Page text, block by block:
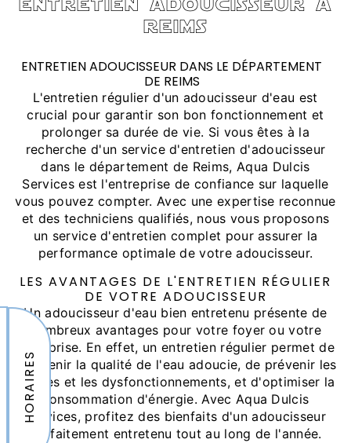
reims
ENTRETIEN ADOUCISSEUR DANS LE DÉPARTEMENT
DE REIMS
L'entretien régulier d'un adoucisseur d'eau est
crucial pour garantir son bon fonctionnement et
prolonger sa durée de vie. Si vous êtes à la
recherche d'un service d'entretien d'adoucisseur
dans le département de Reims, Aqua Dulcis
Services est l'entreprise de confiance sur laquelle
vous pouvez compter. Avec une expertise reconnue
et des techniciens qualifiés, nous vous proposons
un service d'entretien complet pour assurer la
performance optimale de votre adoucisseur.
LES AVANTAGES DE L'ENTRETIEN RÉGULIER
DE VOTRE ADOUCISSEUR
Un adoucisseur d'eau bien entretenu présente de
nombreux avantages pour votre foyer ou votre
entreprise. En effet, un entretien régulier permet de
maintenir la qualité de l'eau adoucie, de prévenir les
pannes et les dysfonctionnements, et d'optimiser la
consommation d'énergie. Avec Aqua Dulcis
Services, profitez des bienfaits d'un adoucisseur
parfaitement entretenu tout au long de l'année.
HORAIRES